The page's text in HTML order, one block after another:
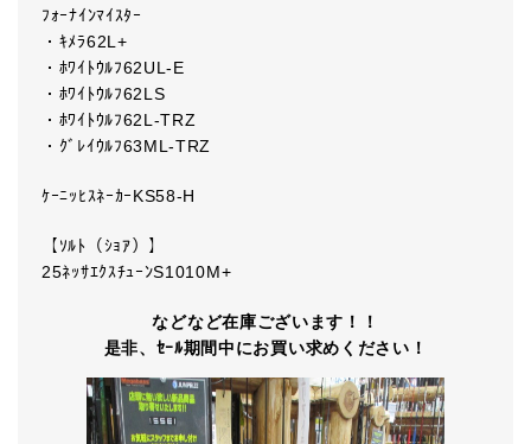
ﾌｫｰﾅｲﾝﾏｲｽﾀｰ
・ｷﾒﾗ62L+
・ﾎﾜｲﾄｳﾙﾌ62UL-E
・ﾎﾜｲﾄｳﾙﾌ62LS
・ﾎﾜｲﾄｳﾙﾌ62L-TRZ
・ｸﾞﾚｲｳﾙﾌ63ML-TRZ
ｹｰﾆｯﾋｽﾈｰｶｰKS58-H
【ｿﾙﾄ（ｼｮｱ）】
25ﾈｯｻｴｸｽﾁｭｰﾝS1010M+
などなど在庫ございます！！
是非、ｾｰﾙ期間中にお買い求めください！